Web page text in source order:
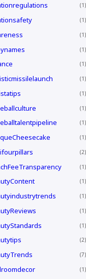
1
1
1
1
1
1
1
1
1
1
2
1
1
1
1
1
2
7
1